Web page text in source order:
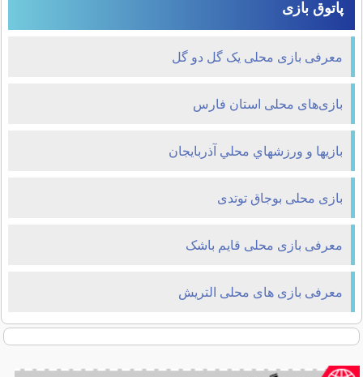
پاتوق بازی
معرفی بازی محلی یک گل دو گل
بازى‌هاى محلی استان فارس
بازيها و ورزش‏هاي محلي آذربایجان
بازی محلی بوجاق توتدی
معرفی بازی محلی قایم باشک
معرفی بازی های محلی التریش